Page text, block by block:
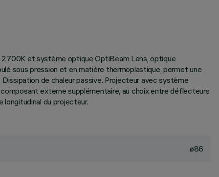
2700K et système optique OptiBeam Lens, optique
sous pression et en matière thermoplastique, permet une
de chaleur passive. Projecteur avec système
externe supplémentaire, au choix entre déflecteurs
du projecteur.
ø86